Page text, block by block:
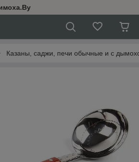
Казаны, саджи, печи обычные и с